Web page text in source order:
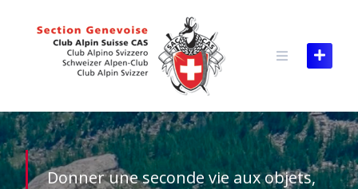
Donner une seconde vie aux objets,